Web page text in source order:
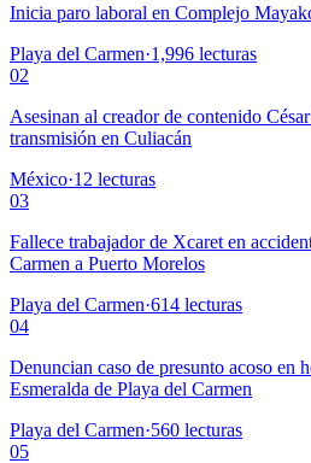
Inicia paro laboral en Complejo
Playa del Carmen·1,996 lecturas
02
Asesinan al creador de contenido
transmisión en Culiacán
México·12 lecturas
03
Fallece trabajador de Xcaret en
Carmen a Puerto Morelos
Playa del Carmen·614 lecturas
04
Denuncian caso de presunto acoso en
Esmeralda de Playa del Carmen
Playa del Carmen·560 lecturas
05